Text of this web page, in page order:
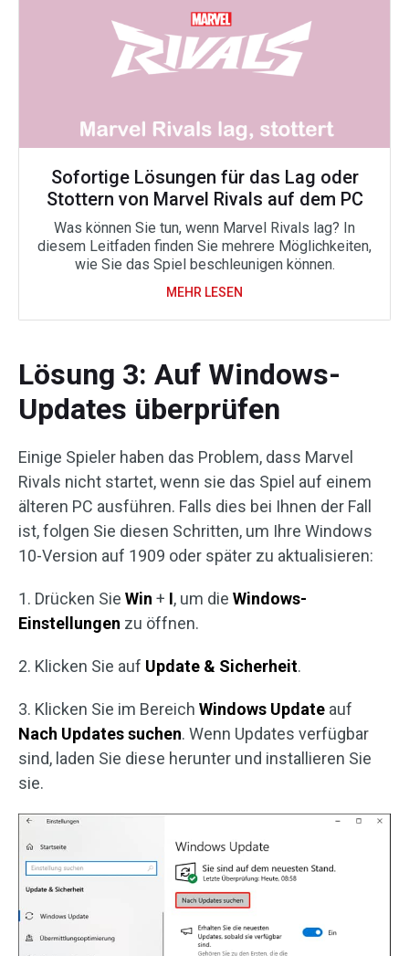
Sofortige Lösungen für das Lag oder
Stottern von Marvel Rivals auf dem PC
Was können Sie tun, wenn Marvel Rivals lag? In
diesem Leitfaden finden Sie mehrere Möglichkeiten,
wie Sie das Spiel beschleunigen können.
MEHR LESEN
Lösung 3: Auf Windows-
Updates überprüfen
Einige Spieler haben das Problem, dass Marvel
Rivals nicht startet, wenn sie das Spiel auf einem
älteren PC ausführen. Falls dies bei Ihnen der Fall
ist, folgen Sie diesen Schritten, um Ihre Windows
10-Version auf 1909 oder später zu aktualisieren:
1. Drücken Sie Win + I, um die Windows-
Einstellungen zu öffnen.
2. Klicken Sie auf Update & Sicherheit.
3. Klicken Sie im Bereich Windows Update auf
Nach Updates suchen. Wenn Updates verfügbar
sind, laden Sie diese herunter und installieren Sie
sie.